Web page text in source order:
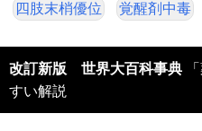
四肢末梢優位 覚醒剤中毒
改訂新版 世界大百科事典
すい解説